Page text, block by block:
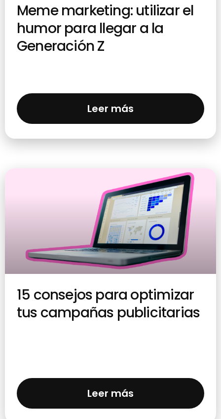
Meme marketing: utilizar el
humor para llegar a la
Generación Z
Leer más
15 consejos para optimizar
tus campañas publicitarias
Leer más